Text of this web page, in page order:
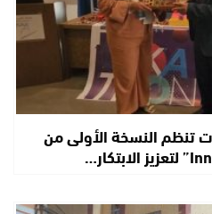
تنظم النسخة الأولى من